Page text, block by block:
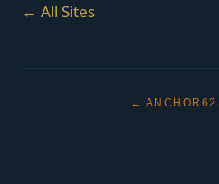
← All Sites
← ANCHOR62